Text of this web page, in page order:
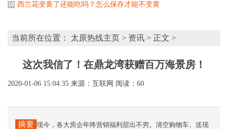
10 西兰花变黄了还能吃吗？怎么保存才能不变黄
当前所在位置： 太原热线主页 > 资讯 > 正文 >
这次我信了！在鼎龙湾获赠百万海景房！
2020-01-06 15:04:35 来源：互联网 阅读：60
摘要 现今，各大房企年终营销福利层出不穷。清空购物车、送现